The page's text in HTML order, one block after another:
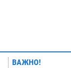
ВАЖНО!